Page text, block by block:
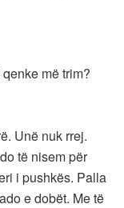
më trim?
Unë nuk rrej.
të nisem për
i pushkës. Palla
e dobët. Me të